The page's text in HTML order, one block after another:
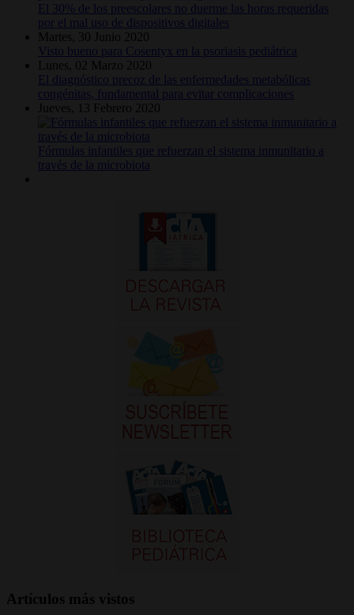
El 30% de los preescolares no duerme las horas requeridas
por el mal uso de dispositivos digitales
Martes, 30 Junio 2020
Visto bueno para Cosentyx en la psoriasis pediátrica
Lunes, 02 Marzo 2020
El diagnóstico precoz de las enfermedades metabólicas
congénitas, fundamental para evitar complicaciones
Jueves, 13 Febrero 2020
Fórmulas infantiles que refuerzan el sistema inmunitario a
través de la microbiota
Artículos más vistos